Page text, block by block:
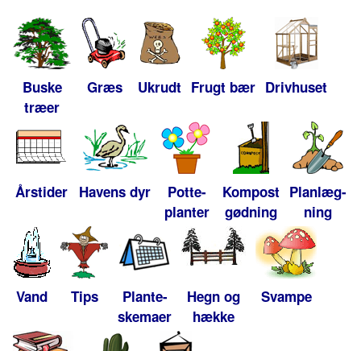
Buske
træer
Græs Ukrudt Frugt bær Drivhuset
Årstider Havens dyr
Potte-
planter
Kompost
gødning
Planlæg-
ning
Vand Tips
Plante-
skemaer
Hegn og
hække
Svampe